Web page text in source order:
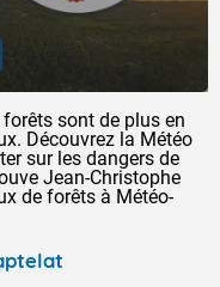
sont de plus en
Découvrez la Météo
sur les dangers de
Jean-Christophe
de forêts à Météo-